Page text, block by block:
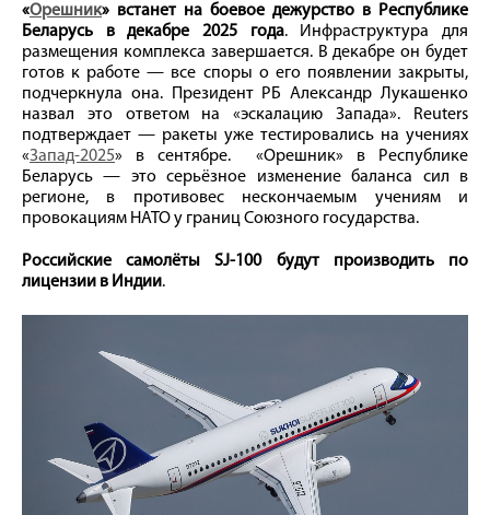
«Орешник» встанет на боевое дежурство в Республике
Беларусь в декабре 2025 года. Инфраструктура для
размещения комплекса завершается. В декабре он будет
готов к работе — все споры о его появлении закрыты,
подчеркнула она. Президент РБ Александр Лукашенко
назвал это ответом на «эскалацию Запада». Reuters
подтверждает — ракеты уже тестировались на учениях
«Запад-2025» в сентябре. «Орешник» в Республике
Беларусь — это серьёзное изменение баланса сил в
регионе, в противовес нескончаемым учениям и
провокациям НАТО у границ Союзного государства.
Российские самолёты SJ-100
будут производить по
лицензии в Индии.